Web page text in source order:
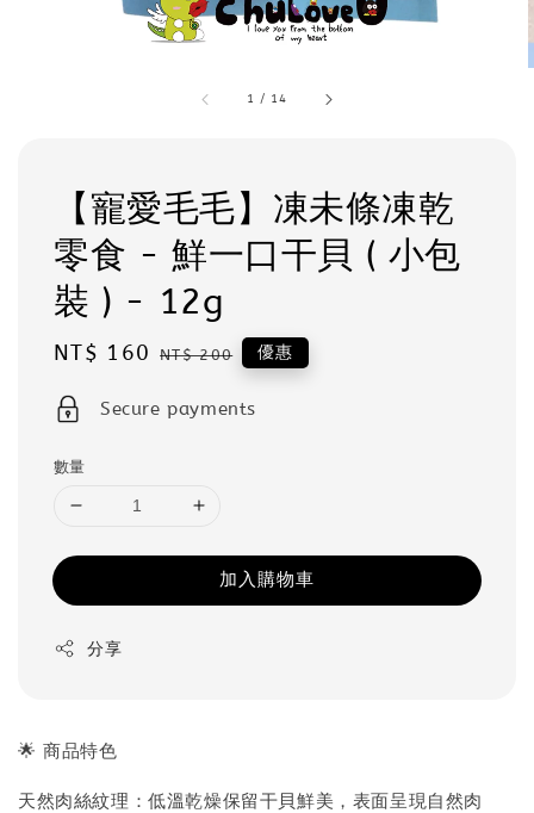
1 / 14
【寵愛毛毛】凍未條凍乾
零食 - 鮮一口干貝 ( 小包
裝 ) - 12g
Sale
NT$ 160 Regular
NT$ 200 優惠
Secure payments
數量
加入購物車
分享
🌟 商品特色
天然肉絲紋理：低溫乾燥保留干貝鮮美，表面呈現自然肉